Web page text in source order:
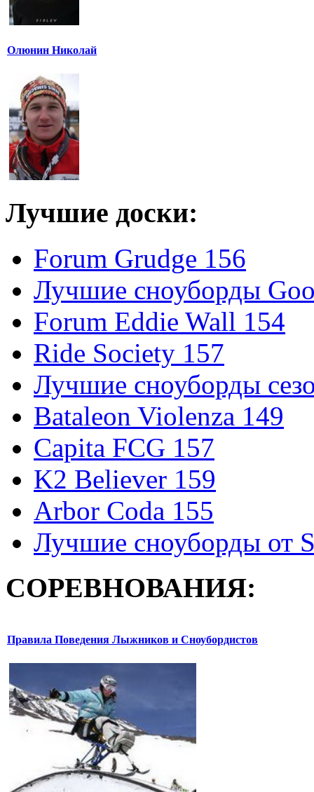
Олюнин Николай
Лучшие доски:
Forum Grudge 156
Лучшие сноуборды
Forum Eddie Wall 154
Ride Society 157
Лучшие сноуборды
Bataleon Violenza 149
Capita FCG 157
K2 Believer 159
Arbor Coda 155
Лучшие сноуборды от
СОРЕВНОВАНИЯ:
Правила Поведения Лыжников и Сноубордистов